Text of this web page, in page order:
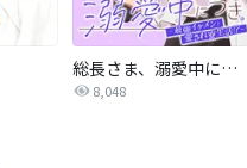
総長さま、溺愛中につき。～最強イケメンと愛され寮生活！？～ 分冊版
8,048